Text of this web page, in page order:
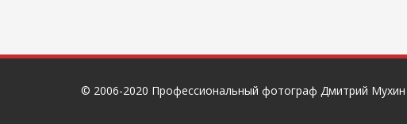
© 2006-2020 Профессиональный фотограф Дмитрий Мухин